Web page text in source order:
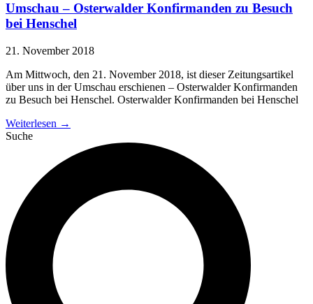
Umschau – Osterwalder Konfirmanden zu Besuch
bei Henschel
21. November 2018
Am Mittwoch, den 21. November 2018, ist dieser Zeitungsartikel
über uns in der Umschau erschienen – Osterwalder Konfirmanden
zu Besuch bei Henschel. Osterwalder Konfirmanden bei Henschel
Weiterlesen →
Suche